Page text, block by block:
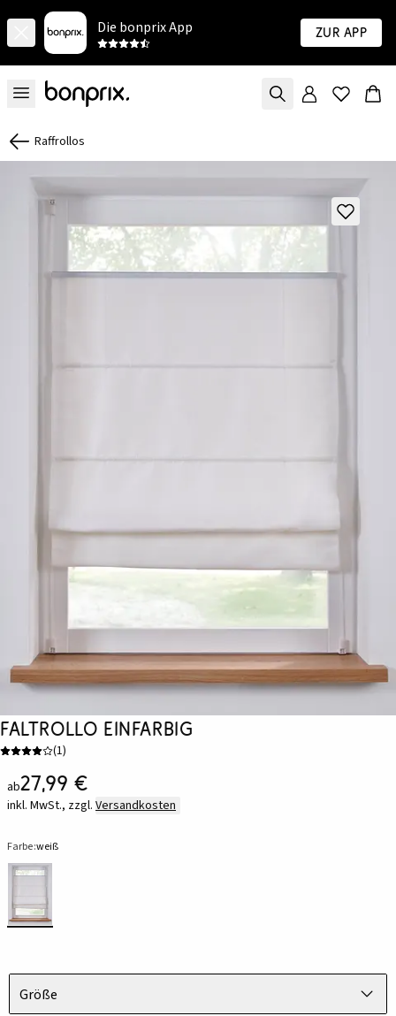
Die bonprix App Zur App
Raffrollos
Faltrollo einfarbig
(1)
ab27,99 €
inkl. MwSt., zzgl. Versandkosten
Farbe:weiß
Größe